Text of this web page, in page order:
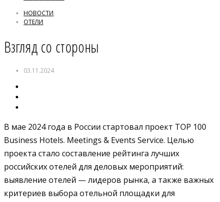
НОВОСТИ
ОТЕЛИ
Взгляд со стороны
03.11.2024
В мае 2024 года в России стартовал проект TOP 100
Business Hotels. Meetings & Events Service. Целью
проекта стало составление рейтинга лучших
российских отелей для деловых мероприятий:
выявление отелей — лидеров рынка, а также важных
критериев выбора отельной площадки для